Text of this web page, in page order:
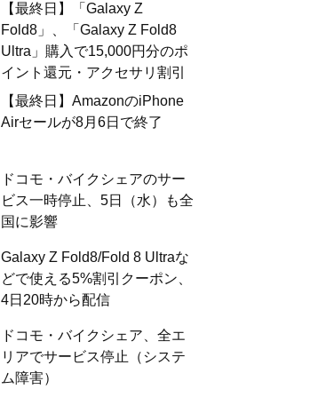
【最終日】「Galaxy Z
Fold8」、「Galaxy Z Fold8
Ultra」購入で15,000円分のポ
イント還元・アクセサリ割引
【最終日】AmazonのiPhone
Airセールが8月6日で終了
ドコモ・バイクシェアのサー
ビス一時停止、5日（水）も全
国に影響
Galaxy Z Fold8/Fold 8 Ultraな
どで使える5%割引クーポン、
4日20時から配信
ドコモ・バイクシェア、全エ
リアでサービス停止（システ
ム障害）